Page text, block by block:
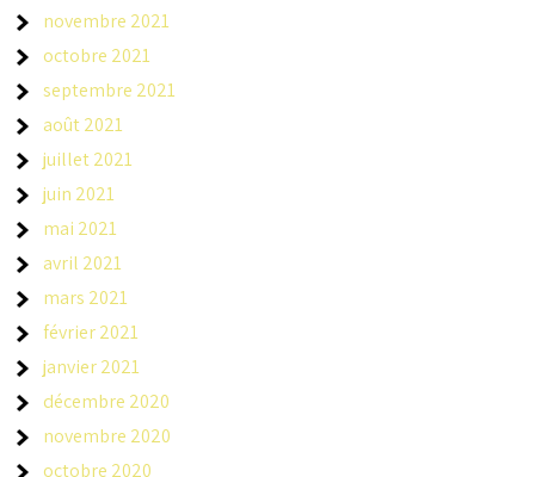
novembre 2021
octobre 2021
septembre 2021
août 2021
juillet 2021
juin 2021
mai 2021
avril 2021
mars 2021
février 2021
janvier 2021
décembre 2020
novembre 2020
octobre 2020